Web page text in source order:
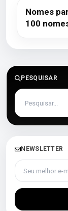
Nomes
100
PESQUISAR
NEWSLETTER
Seu melhor e-